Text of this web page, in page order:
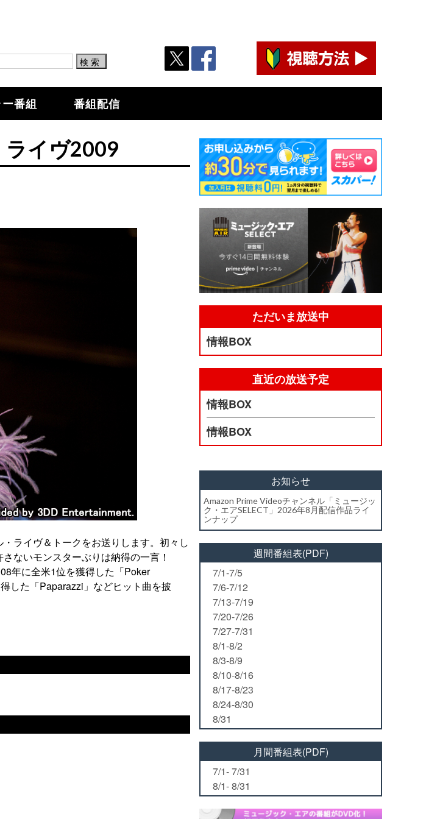
番組 番組配信
ライヴ2009
ライヴ＆トークをお送りします。初々し
ないモンスターぶりは納得の一言！
年に全米1位を獲得した「Poker
した「Paparazzi」などヒット曲を披
ただいま放送中
情報BOX
直近の放送予定
情報BOX
情報BOX
お知らせ
Amazon Prime Videoチャンネル「ミュージッ
ク・エアSELECT」2026年8月配信作品ライ
ンナップ
週間番組表(PDF)
7/1-7/5
7/6-7/12
7/13-7/19
7/20-7/26
7/27-7/31
8/1-8/2
8/3-8/9
8/10-8/16
8/17-8/23
8/24-8/30
8/31
月間番組表(PDF)
7/1- 7/31
8/1- 8/31